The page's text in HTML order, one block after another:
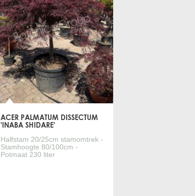
ACER PALMATUM DISSECTUM
'INABA SHIDARE'
Halfstam 20/25cm stamomtrek -
Stamhoogte 80/100cm -
Potmaat 230 liter